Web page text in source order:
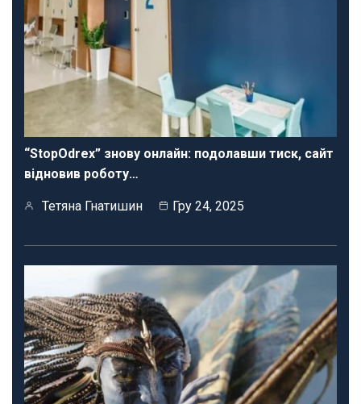
“StopOdrex” знову онлайн: подолавши тиск, сайт
відновив роботу…
Тетяна Гнатишин Гру 24, 2025